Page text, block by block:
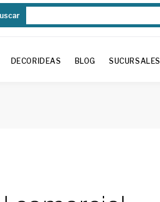
DECORIDEAS BLOG SUCURSALES